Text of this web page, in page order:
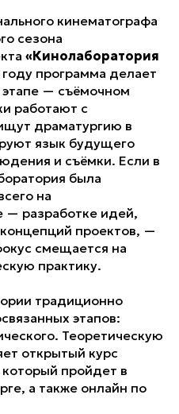
кинематографа
сезона
«Кинолаборатория
программа делает
этапе — съёмочном
работают с
драматургию в
язык будущего
и съёмки. Если в
была
на
— разработке идей,
проектов, —
смещается на
практику.
традиционно
этапов:
Теоретическую
открытый курс
который пройдет в
а также онлайн по